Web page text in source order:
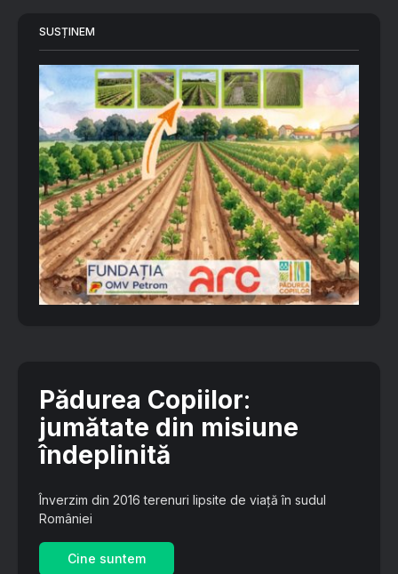
SUSȚINEM
Pădurea Copiilor:
jumătate din misiune
îndeplinită
Înverzim din 2016 terenuri lipsite de viață în sudul
României
Cine suntem